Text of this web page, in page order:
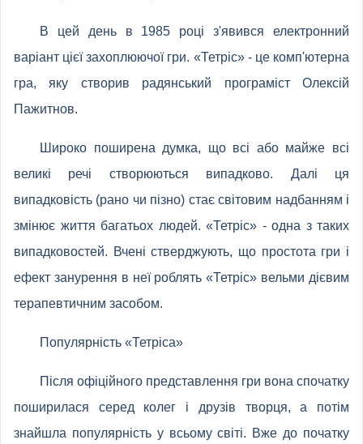
В цей день в 1985 році з'явився електронний
варіант цієї захоплюючої гри. «Тетріс» - це комп'ютерна
гра, яку створив радянський програміст Олексій
Пажитнов.
Широко поширена думка, що всі або майже всі
великі речі створюються випадково. Далі ця
випадковість (рано чи пізно) стає світовим надбанням і
змінює життя багатьох людей. «Тетріс» - одна з таких
випадковостей. Вчені стверджують, що простота гри і
ефект занурення в неї роблять «Тетріс» вельми дієвим
терапевтичним засобом.
Популярність «Тетріса»
Після офіційного представлення гри вона спочатку
поширилася серед колег і друзів творця, а потім
знайшла популярність у всьому світі. Вже до початку